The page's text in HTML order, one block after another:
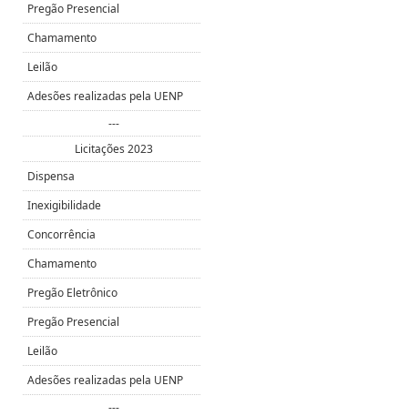
Pregão Presencial
Chamamento
Leilão
Adesões realizadas pela UENP
---
Licitações 2023
Dispensa
Inexigibilidade
Concorrência
Chamamento
Pregão Eletrônico
Pregão Presencial
Leilão
Adesões realizadas pela UENP
---